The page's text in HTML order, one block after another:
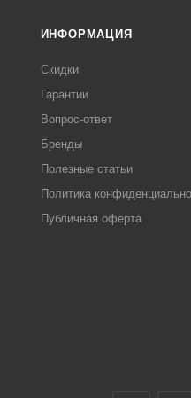
ИНФОРМАЦИЯ
Скидки
Гарантии
Вопрос-ответ
Бренды
Полезные статьи
Политика
Публичная оферта